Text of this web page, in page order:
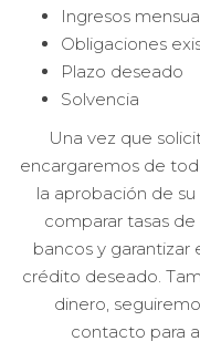
Ingresos
Obligaciones
Plazo deseado
Solvencia
Una vez que
encargaremos de
la aprobación de
comparar tasas
bancos y garantizar
crédito deseado.
dinero,
contacto para